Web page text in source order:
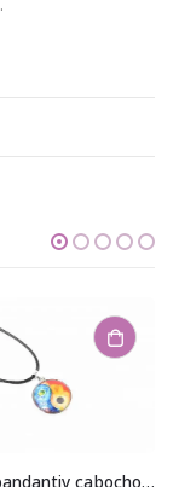
Colier cu pandantiv cabochon yin si yang